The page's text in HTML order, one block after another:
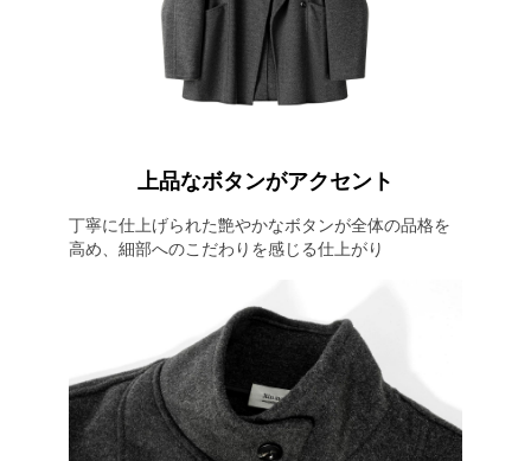
上品なボタンがアクセント
丁寧に仕上げられた艶やかなボタンが全体の品格を
高め、細部へのこだわりを感じる仕上がり